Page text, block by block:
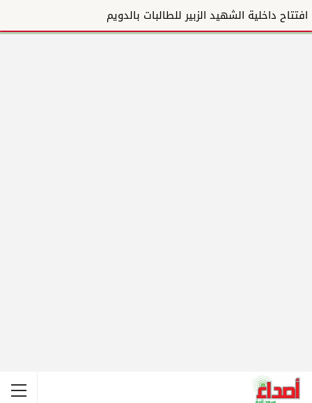
افتتاح داخلية الشهيد الزبير للطالبات بالدويم